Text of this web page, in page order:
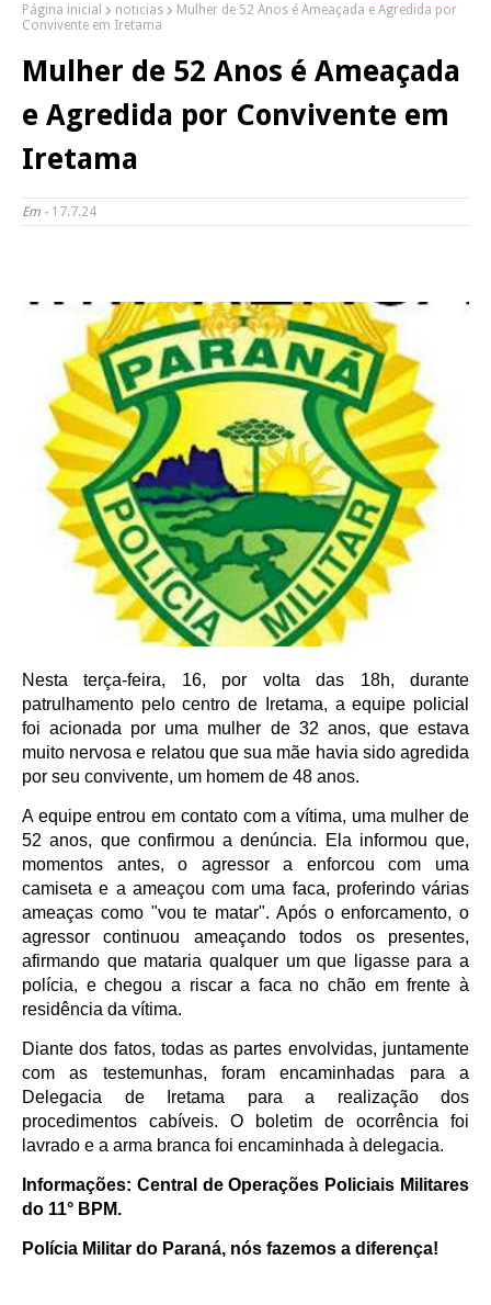
Página inicial noticias
Mulher de 52 Anos é Ameaçada e Agredida por
Convivente em Iretama
Mulher de 52 Anos é Ameaçada
e Agredida por Convivente em
Iretama
Em - 17.7.24
Nesta terça-feira, 16, por volta das 18h, durante
patrulhamento pelo centro de Iretama, a equipe policial
foi acionada por uma mulher de 32 anos, que estava
muito nervosa e relatou que sua mãe havia sido agredida
por seu convivente, um homem de 48 anos.
A equipe entrou em contato com a vítima, uma mulher de
52 anos, que confirmou a denúncia. Ela informou que,
momentos antes, o agressor a enforcou com uma
camiseta e a ameaçou com uma faca, proferindo várias
ameaças como "vou te matar". Após o enforcamento, o
agressor continuou ameaçando todos os presentes,
afirmando que mataria qualquer um que ligasse para a
polícia, e chegou a riscar a faca no chão em frente à
residência da vítima.
Diante dos fatos, todas as partes envolvidas, juntamente
com as testemunhas, foram encaminhadas para a
Delegacia de Iretama para a realização dos
procedimentos cabíveis. O boletim de ocorrência foi
lavrado e a arma branca foi encaminhada à delegacia.
Informações: Central de Operações Policiais Militares
do 11° BPM.
Polícia Militar do Paraná, nós fazemos a diferença!